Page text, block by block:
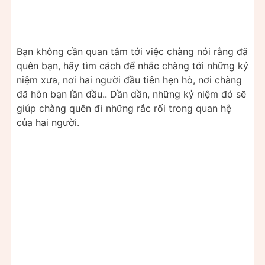
Bạn không cần quan tâm tới việc chàng nói rằng đã
quên bạn, hãy tìm cách để nhắc chàng tới những kỷ
niệm xưa, nơi hai người đầu tiên hẹn hò, nơi chàng
đã hôn bạn lần đầu.. Dần dần, những kỷ niệm đó sẽ
giúp chàng quên đi những rắc rối trong quan hệ
của hai người.